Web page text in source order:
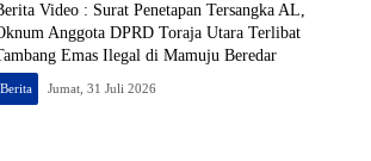
Video : Surat Penetapan Tersangka AL,
Anggota DPRD Toraja Utara Terlibat
Emas Ilegal di Mamuju Beredar
Berita Jumat, 31 Juli 2026